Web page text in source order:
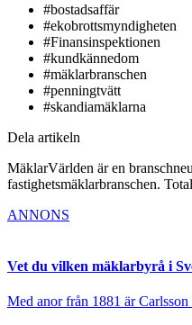
#bostadsaffär
#ekobrottsmyndigheten
#Finansinspektionen
#kundkännedom
#mäklarbranschen
#penningtvätt
#skandiamäklarna
Dela artikeln
MäklarVärlden är en
fastighetsmäklarbranschen.
ANNONS
Vet du vilken mäklarbyrå i
Med anor från 1881 är